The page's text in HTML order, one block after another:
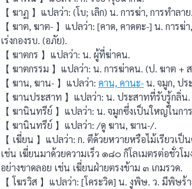
【 ฆาฏ 】แปลว่า: (โบ; เลิก) น. การฆ่า, การทําลา
【 ฆาต, ฆาต- 】แปลว่า: [คาด, คาดตะ-] น. การฆ่
เร่งกองรบ. (อภัย).
【 ฆาตกร 】แปลว่า: น. ผู้ที่ฆ่าคน.
【 ฆาตกรรม 】แปลว่า: น. การฆ่าคน. (ป. ฆาต +
【 ฆาน, ฆาน- 】แปลว่า: คาน, คานะ-น. จมูก, ปร
【 ฆานประสาท 】แปลว่า: น. ประสาทที่รับรู้กลิ่น.
【 ฆานินทรีย์ 】แปลว่า: น. จมูกซึ่งเป็นใหญ่ในก
【 ฆานินทรีย์ 】แปลว่า: /ดู ฆาน, ฆาน-/.
【 เฆี่ยน 】แปลว่า: ก. ตีด้วยหวายหรือไม้เรียวเป็
เช่น เฆี่ยนมาด้วยความเร็ว ๑๘๐ กิโลเมตรต่อชั่วโ
อย่างขาดลอย เช่น เฆี่ยนฝ่ายตรงข้าม ๓ เกมรวด.
【 โฆรวิส 】แปลว่า: [โคระวิด] น. งูพิษ. ว. มีพิษร้